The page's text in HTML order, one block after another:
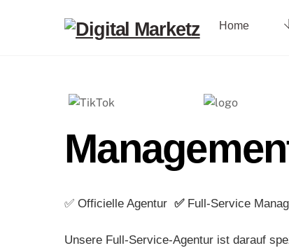
Home
✅ Officielle Agentur ✅Full-Service
Unsere Full-Service-Agentur ist darauf